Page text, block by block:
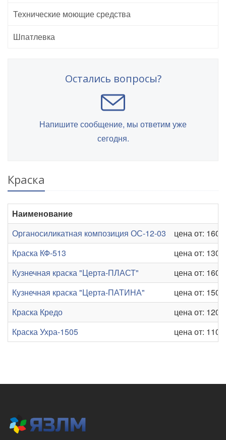
Технические моющие средства
Шпатлевка
Остались вопросы?
Напишите сообщение, мы ответим уже
сегодня.
Краска
Наименование
Органосиликатная композиция ОС-12-03
цена от: 160
Краска КФ-513
цена от: 130
Кузнечная краска "Церта-ПЛАСТ"
цена от: 160
Кузнечная краска "Церта-ПАТИНА"
цена от: 150
Краска Кредо
цена от: 120
Краска Ухра-1505
цена от: 110